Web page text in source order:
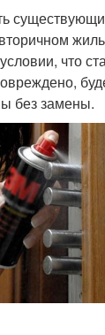
что
без замены.